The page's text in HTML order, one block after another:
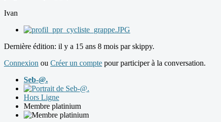
Ivan
Dernière édition: il y a 15 ans 8 mois parskippy.
Connexion ou Créer un compte pour participer à la conversation.
Seb-@.
Hors Ligne
Membre platinium